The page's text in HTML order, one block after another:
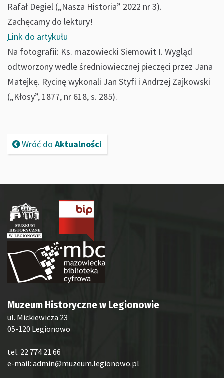
Rafał Degiel („Nasza Historia” 2022 nr 3).
Zachęcamy do lektury!
Link do artykułu
Na fotografii: Ks. mazowiecki Siemowit I. Wygląd
odtworzony wedle średniowiecznej pieczęci przez Jana
Matejkę. Rycinę wykonali Jan Styfi i Andrzej Zajkowski
(„Kłosy”, 1877, nr 618, s. 285).
Wróć do Aktualności
Muzeum Historyczne w Legionowie
ul. Mickiewicza 23
05-120 Legionowo
tel. 22 774 21 66
e-mail: admin@muzeum.legionowo.pl